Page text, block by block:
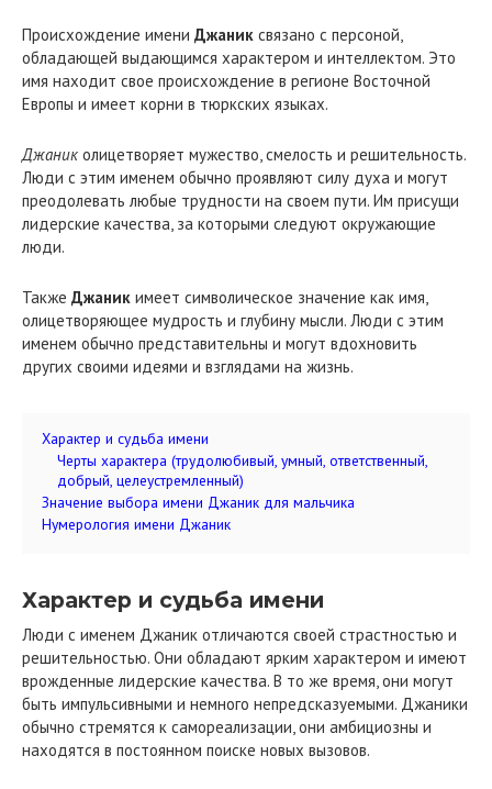
Происхождение имени Джаник связано с персоной,
обладающей выдающимся характером и интеллектом. Это
имя находит свое происхождение в регионе Восточной
Европы и имеет корни в тюркских языках.
Джаник олицетворяет мужество, смелость и решительность.
Люди с этим именем обычно проявляют силу духа и могут
преодолевать любые трудности на своем пути. Им присущи
лидерские качества, за которыми следуют окружающие
люди.
Также Джаник имеет символическое значение как имя,
олицетворяющее мудрость и глубину мысли. Люди с этим
именем обычно представительны и могут вдохновить
других своими идеями и взглядами на жизнь.
Характер и судьба имени
Черты характера (трудолюбивый, умный, ответственный,
добрый, целеустремленный)
Значение выбора имени Джаник для мальчика
Нумерология имени Джаник
Характер и судьба имени
Люди с именем Джаник отличаются своей страстностью и
решительностью. Они обладают ярким характером и имеют
врожденные лидерские качества. В то же время, они могут
быть импульсивными и немного непредсказуемыми. Джаники
обычно стремятся к самореализации, они амбициозны и
находятся в постоянном поиске новых вызовов.